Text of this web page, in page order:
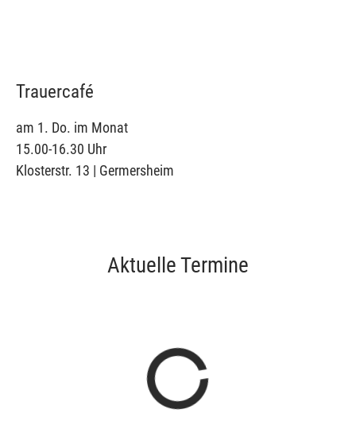
Trauercafé
am 1. Do. im Monat
15.00-16.30 Uhr
Klosterstr. 13 | Germersheim
Aktuelle Termine